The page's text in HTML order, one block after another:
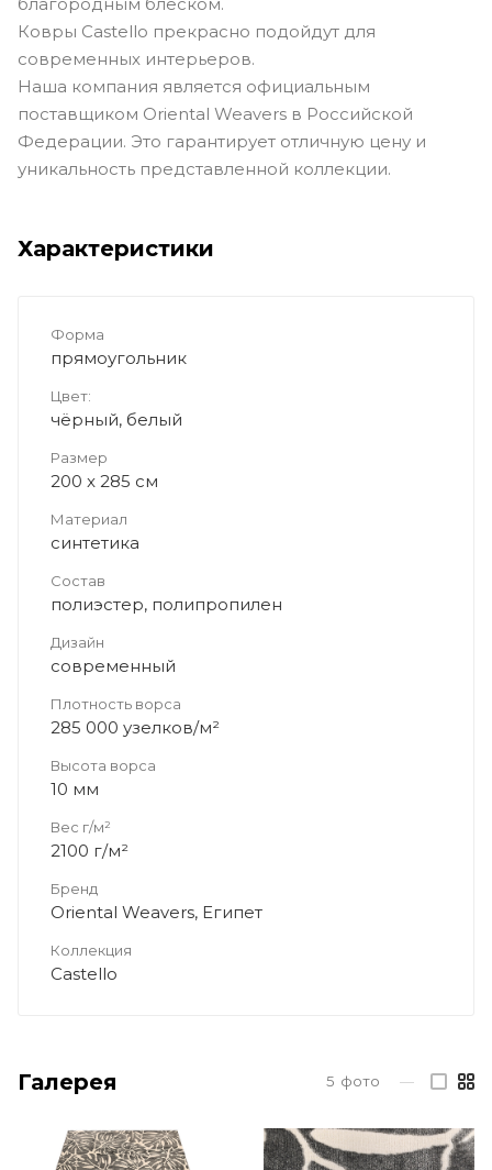
Ковры Castello прекрасно подойдут для
современных интерьеров.
Наша компания является официальным
поставщиком Oriental Weavers в Российской
Федерации. Это гарантирует отличную цену и
уникальность представленной коллекции.
Характеристики
Форма
прямоугольник
Цвет:
чёрный, белый
Размер
200 x 285 см
Материал
синтетика
Состав
полиэстер, полипропилен
Дизайн
современный
Плотность ворса
285 000 узелков/м²
Высота ворса
10 мм
Вес г/м²
2100 г/м²
Бренд
Oriental Weavers, Египет
Коллекция
Castello
Галерея 5 фото —